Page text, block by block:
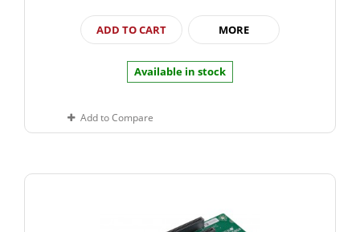
ADD TO CART MORE
Available in stock
Add to Compare